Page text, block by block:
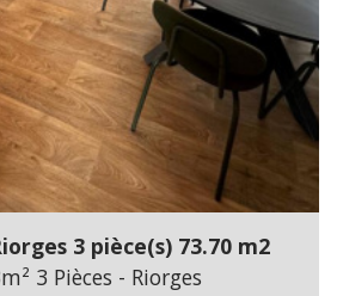
3 pièce(s) 73.70 m2
3 Pièces - Riorges